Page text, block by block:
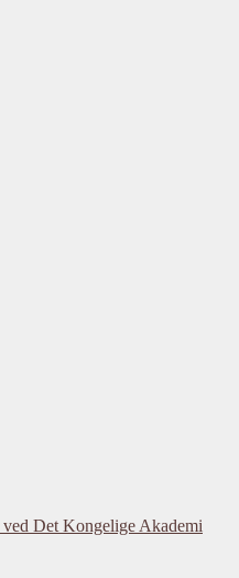
Det Kongelige Akademi